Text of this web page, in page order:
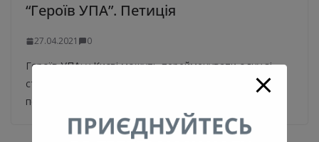
“Героїв УПА”. Петиція
27.04.2021 0
Героїв УПА: у Києві можуть перейменувати одну зі
станцій метро. Кияни зареєстрували петицію про
перейменування станції метро “Героїв Дніпра” на